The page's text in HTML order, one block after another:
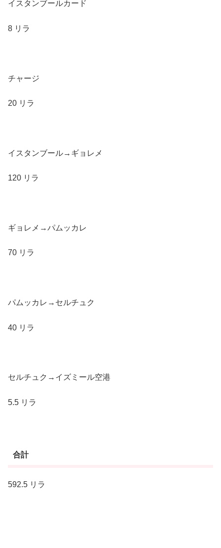
イスタンブールカード
8 リラ
チャージ
20 リラ
イスタンブール→ギョレメ
120 リラ
ギョレメ→パムッカレ
70 リラ
パムッカレ→セルチュク
40 リラ
セルチュク→イズミール空港
5.5 リラ
合計
592.5 リラ